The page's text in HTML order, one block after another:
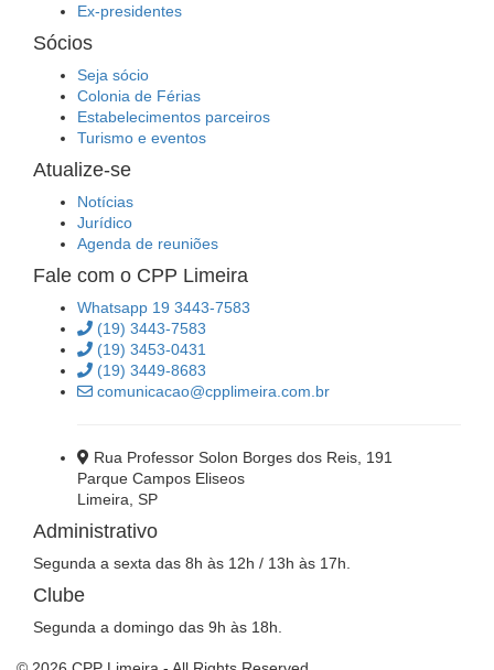
Ex-presidentes
Sócios
Seja sócio
Colonia de Férias
Estabelecimentos parceiros
Turismo e eventos
Atualize-se
Notícias
Jurídico
Agenda de reuniões
Fale com o CPP Limeira
Whatsapp 19 3443-7583
(19) 3443-7583
(19) 3453-0431
(19) 3449-8683
comunicacao@cpplimeira.com.br
Rua Professor Solon Borges dos Reis, 191
Parque Campos Eliseos
Limeira, SP
Administrativo
Segunda a sexta das 8h às 12h / 13h às 17h.
Clube
Segunda a domingo das 9h às 18h.